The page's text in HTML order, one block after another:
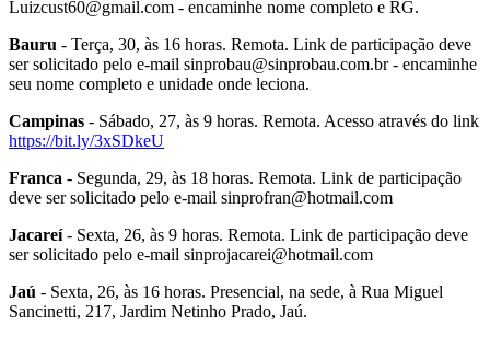
Luizcust60@gmail.com - encaminhe nome completo e RG.
Bauru - Terça, 30, às 16 horas. Remota. Link de participação deve
ser solicitado pelo e-mail sinprobau@sinprobau.com.br - encaminhe
seu nome completo e unidade onde leciona.
Campinas - Sábado, 27, às 9 horas. Remota. Acesso através do link
https://bit.ly/3xSDkeU
Franca - Segunda, 29, às 18 horas. Remota. Link de participação
deve ser solicitado pelo e-mail sinprofran@hotmail.com
Jacareí- Sexta, 26, às 9 horas. Remota. Link de participação deve
ser solicitado pelo e-mail sinprojacarei@hotmail.com
Jaú - Sexta, 26, às 16 horas. Presencial, na sede, à Rua Miguel
Sancinetti, 217, Jardim Netinho Prado, Jaú.